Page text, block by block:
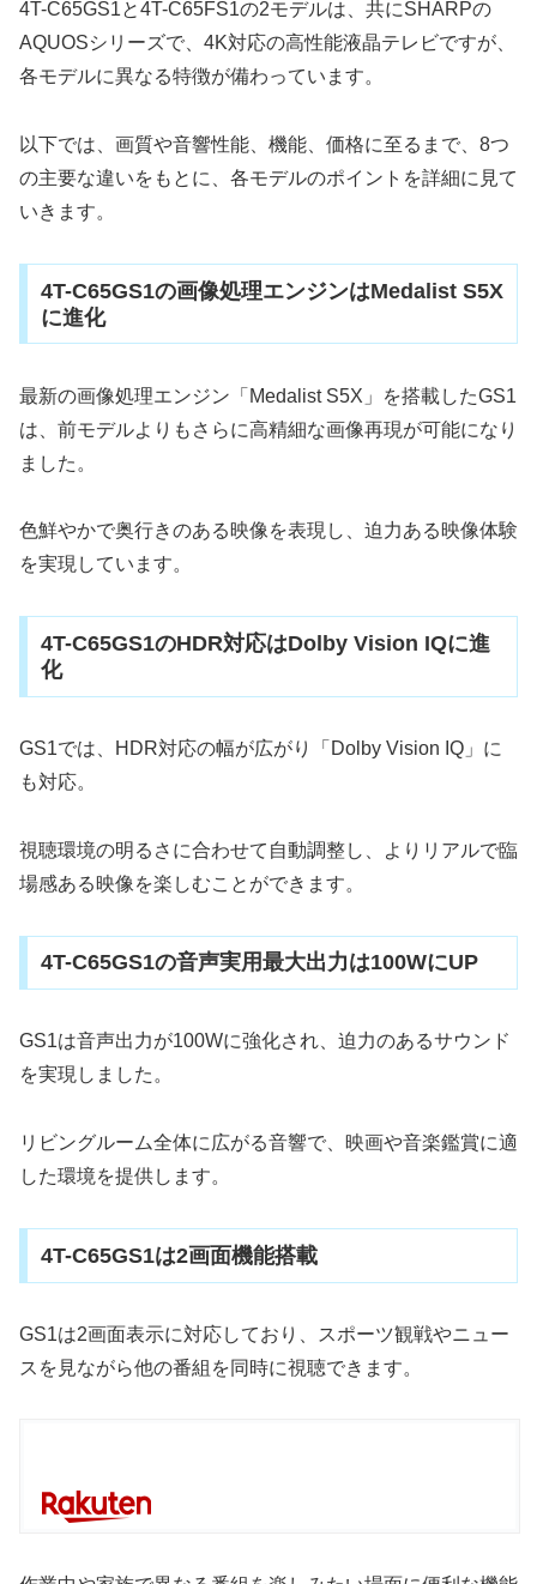
4T-C65GS1と4T-C65FS1の2モデルは、共にSHARPの
AQUOSシリーズで、4K対応の高性能液晶テレビですが、
各モデルに異なる特徴が備わっています。
以下では、画質や音響性能、機能、価格に至るまで、8つ
の主要な違いをもとに、各モデルのポイントを詳細に見て
いきます。
4T-C65GS1の画像処理エンジンはMedalist S5X
に進化
最新の画像処理エンジン「Medalist S5X」を搭載したGS1
は、前モデルよりもさらに高精細な画像再現が可能になり
ました。
色鮮やかで奥行きのある映像を表現し、迫力ある映像体験
を実現しています。
4T-C65GS1のHDR対応はDolby Vision IQに進
化
GS1では、HDR対応の幅が広がり「Dolby Vision IQ」に
も対応。
視聴環境の明るさに合わせて自動調整し、よりリアルで臨
場感ある映像を楽しむことができます。
4T-C65GS1の音声実用最大出力は100WにUP
GS1は音声出力が100Wに強化され、迫力のあるサウンド
を実現しました。
リビングルーム全体に広がる音響で、映画や音楽鑑賞に適
した環境を提供します。
4T-C65GS1は2画面機能搭載
GS1は2画面表示に対応しており、スポーツ観戦やニュー
スを見ながら他の番組を同時に視聴できます。